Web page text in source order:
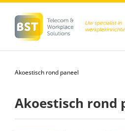
inhoud
Akoestisch rond paneel
Akoestisch rond